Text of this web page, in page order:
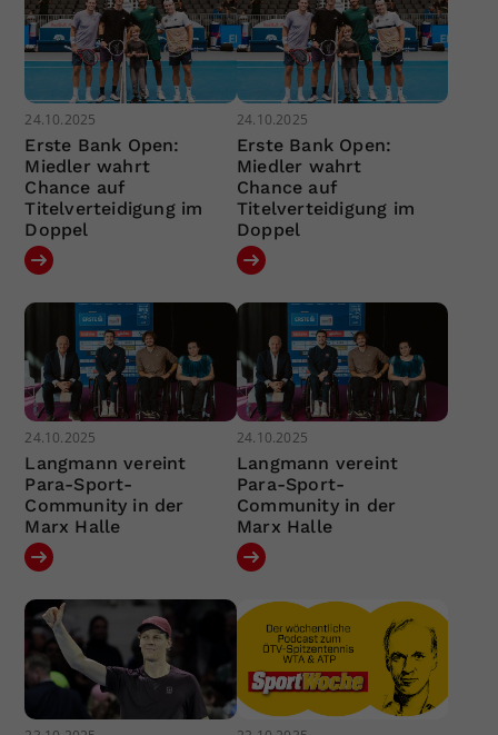
24.10.2025
Erste Bank Open:
Miedler wahrt
Chance auf
Titelverteidigung im
Doppel
24.10.2025
Erste Bank Open:
Miedler wahrt
Chance auf
Titelverteidigung im
Doppel
24.10.2025
Langmann vereint
Para-Sport-
Community in der
Marx Halle
24.10.2025
Langmann vereint
Para-Sport-
Community in der
Marx Halle